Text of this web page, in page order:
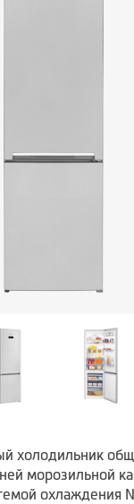
холодильник
морозильной
охлаждения